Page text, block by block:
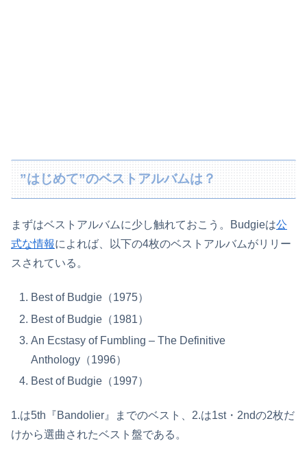
”はじめて”のベストアルバムは？
まずはベストアルバムに少し触れておこう。Budgieは公
式な情報によれば、以下の4枚のベストアルバムがリリー
スされている。
Best of Budgie（1975）
Best of Budgie（1981）
An Ecstasy of Fumbling – The Definitive
Anthology（1996）
Best of Budgie（1997）
1.は5th『Bandolier』までのベスト、2.は1st・2ndの2枚だ
けから選曲されたベスト盤である。